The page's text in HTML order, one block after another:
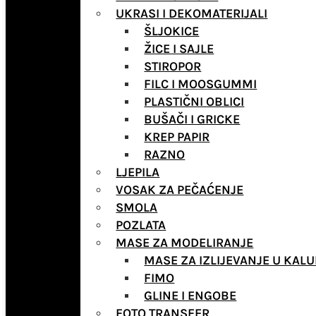
UKRASI I DEKOMATERIJALI
ŠLJOKICE
ŽICE I SAJLE
STIROPOR
FILC I MOOSGUMMI
PLASTIČNI OBLICI
BUŠAČI I GRICKE
KREP PAPIR
RAZNO
LJEPILA
VOSAK ZA PEČAĆENJE
SMOLA
POZLATA
MASE ZA MODELIRANJE
MASE ZA IZLIJEVANJE U
FIMO
GLINE I ENGOBE